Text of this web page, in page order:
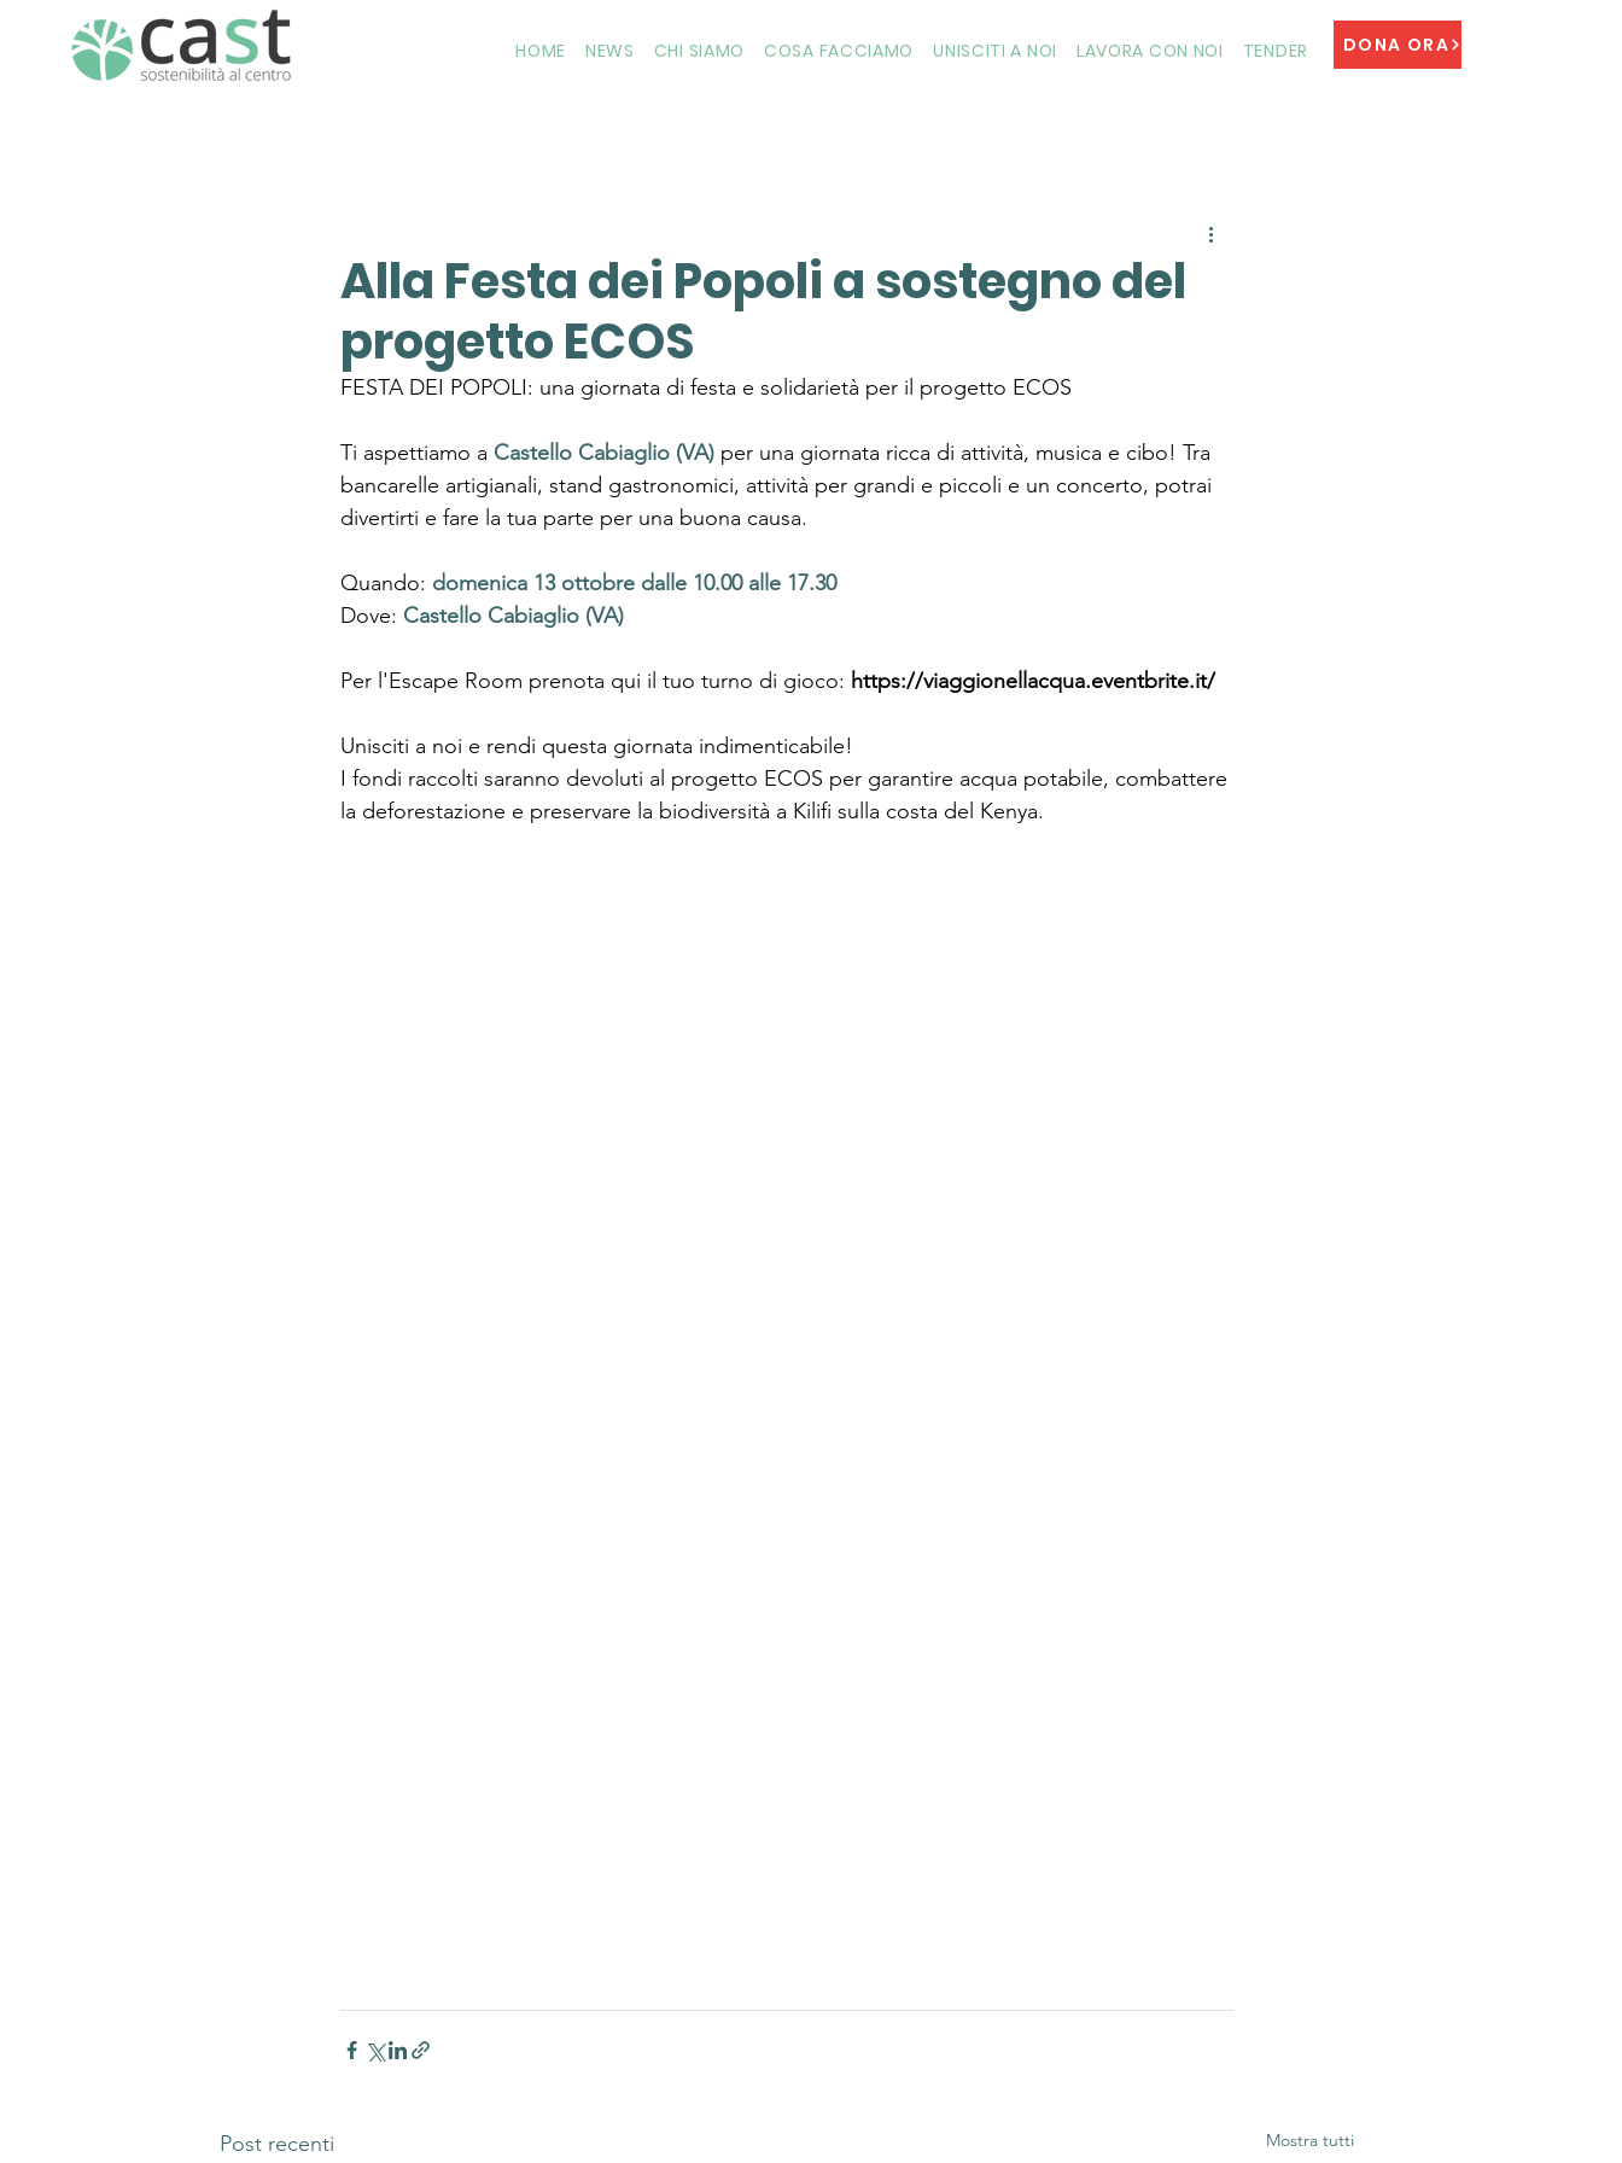
HOME NEWS CHI SIAMO COSA FACCIAMO UNISCITI A NOI LAVORA CON NOI TENDER DONA ORA
Alla Festa dei Popoli a sostegno del
progetto ECOS
FESTA DEI POPOLI: una giornata di festa e solidarietà per il progetto ECOS
Ti aspettiamo a Castello Cabiaglio (VA) per una giornata ricca di attività, musica e cibo! Tra
bancarelle artigianali, stand gastronomici, attività per grandi e piccoli e un concerto, potrai
divertirti e fare la tua parte per una buona causa.
Quando: domenica 13 ottobre dalle 10.00 alle 17.30
Dove: Castello Cabiaglio (VA)
Per l'Escape Room prenota qui il tuo turno di gioco: https://viaggionellacqua.eventbrite.it/
Unisciti a noi e rendi questa giornata indimenticabile!
I fondi raccolti saranno devoluti al progetto ECOS per garantire acqua potabile, combattere
la deforestazione e preservare la biodiversità a Kilifi sulla costa del Kenya.
Post recenti Mostra tutti